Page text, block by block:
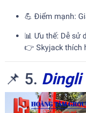
💪 Điểm mạnh:
📊 Ưu thế: Dễ sử
👉 Skyjack thích
📌 5. Dingli